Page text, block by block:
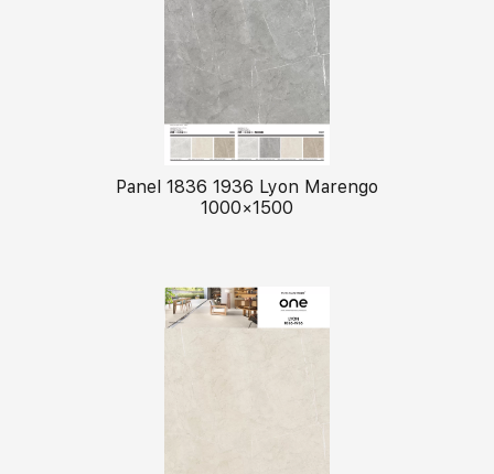
Panel 1836 1936 Lyon Marengo
1000×1500